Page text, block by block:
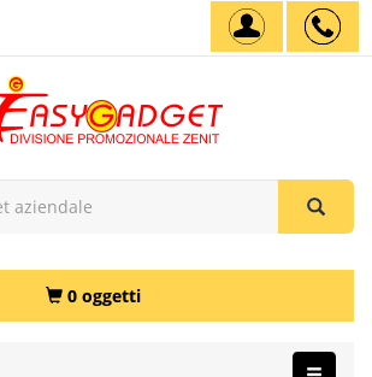
0 oggetti